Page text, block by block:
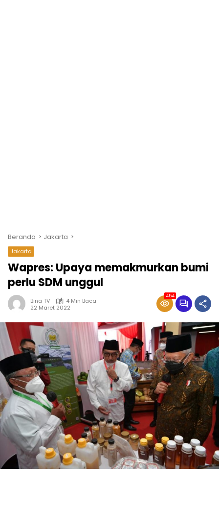
Beranda Jakarta
Jakarta
Wapres: Upaya memakmurkan bumi
perlu SDM unggul
Bina TV
4 Min Baca
22 Maret 2022
454